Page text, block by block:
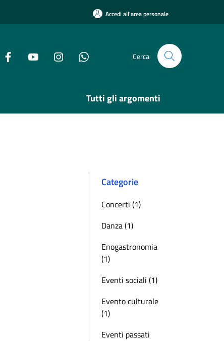
Accedi all'area personale
Cerca
Tutti gli argomenti
Categorie
Concerti (1)
Danza (1)
Enogastronomia
(1)
Eventi sociali (1)
Evento culturale
(1)
Eventi passati